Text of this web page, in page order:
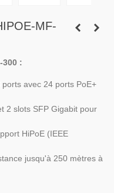
MF-
300 :
avec 24 ports PoE+
2 slots SFP Gigabit pour
HiPoE (IEEE
jusqu'à 250 mètres à